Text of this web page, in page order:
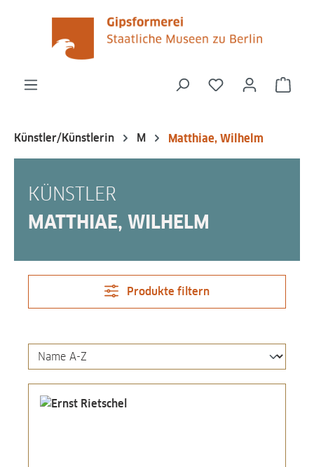
springen
Du hast 0
Künstler/Künstlerin M Matthiae, Wilhelm
KÜNSTLER
MATTHIAE, WILHELM
Produkte filtern